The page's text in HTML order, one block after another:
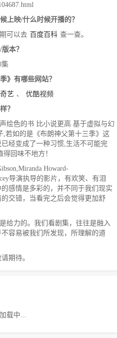
上映/什么时候开播的？
可以去 百度百科 查一查。
本？
集
》有哪些网站？
艺 、
优酷视频
？
绘色的书 比小说更高 基于虚拟与幻
若如的是《布朗神父第十三季》这
经变成了一种习惯,生活不可能完
回味不地方！
Howard-
导演执导的影片，有欢笑、有泪
感情是多彩的，并不同于我们现实
交错，当看完之后会觉得更加舒
给力的。我们看剧集，往往是融入
容易被我们所发现，所理解的道
期待。
载中...